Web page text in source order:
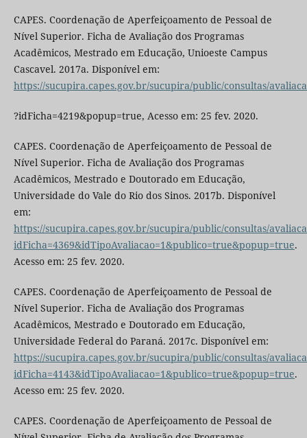
CAPES. Coordenação de Aperfeiçoamento de Pessoal de
Nível Superior. Ficha de Avaliação dos Programas
Acadêmicos, Mestrado em Educação, Unioeste Campus
Cascavel. 2017a. Disponível em:
https://sucupira.capes.gov.br/sucupira/public/consultas/
?idFicha=4219&popup=true, Acesso em: 25 fev. 2020.
CAPES. Coordenação de Aperfeiçoamento de Pessoal de
Nível Superior. Ficha de Avaliação dos Programas
Acadêmicos, Mestrado e Doutorado em Educação,
Universidade do Vale do Rio dos Sinos. 2017b. Disponível
em:
https://sucupira.capes.gov.br/sucupira/public/consultas/
idFicha=4369&idTipoAvaliacao=1&publico=true&popup=true.
Acesso em: 25 fev. 2020.
CAPES. Coordenação de Aperfeiçoamento de Pessoal de
Nível Superior. Ficha de Avaliação dos Programas
Acadêmicos, Mestrado e Doutorado em Educação,
Universidade Federal do Paraná. 2017c. Disponível em:
https://sucupira.capes.gov.br/sucupira/public/consultas/
idFicha=4143&idTipoAvaliacao=1&publico=true&popup=true.
Acesso em: 25 fev. 2020.
CAPES. Coordenação de Aperfeiçoamento de Pessoal de